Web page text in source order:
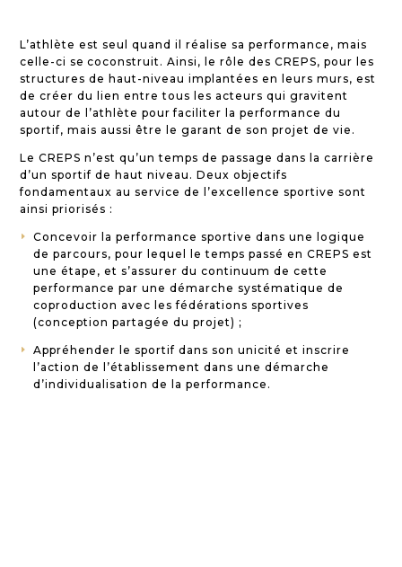
L’athlète est seul quand il réalise sa performance, mais
celle-ci se coconstruit. Ainsi, le rôle des CREPS, pour les
structures de haut-niveau implantées en leurs murs, est
de créer du lien entre tous les acteurs qui gravitent
autour de l’athlète pour faciliter la performance du
sportif, mais aussi être le garant de son projet de vie.
Le CREPS n’est qu’un temps de passage dans la carrière
d’un sportif de haut niveau. Deux objectifs
fondamentaux au service de l’excellence sportive sont
ainsi priorisés :
E
Concevoir la performance sportive dans une logique
de parcours, pour lequel le temps passé en CREPS est
une étape, et s’assurer du continuum de cette
performance par une démarche systématique de
coproduction avec les fédérations sportives
(conception partagée du projet) ;
E
Appréhender le sportif dans son unicité et inscrire
l’action de l’établissement dans une démarche
d’individualisation de la performance.